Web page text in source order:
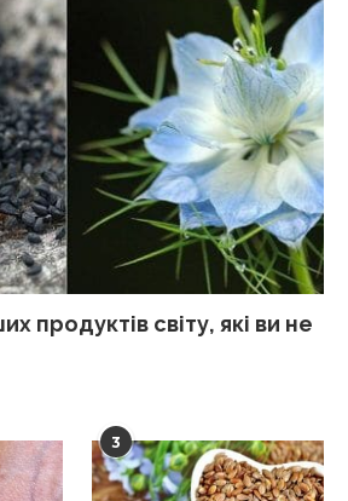
продуктів світу, які ви не
3